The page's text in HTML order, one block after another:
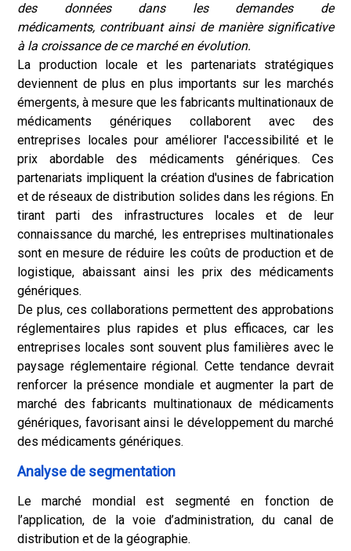
des données dans les demandes de
médicaments, contribuant ainsi de manière significative
à la croissance de ce marché en évolution.
La production locale et les partenariats stratégiques
deviennent de plus en plus importants sur les marchés
émergents, à mesure que les fabricants multinationaux de
médicaments génériques collaborent avec des
entreprises locales pour améliorer l'accessibilité et le
prix abordable des médicaments génériques. Ces
partenariats impliquent la création d'usines de fabrication
et de réseaux de distribution solides dans les régions. En
tirant parti des infrastructures locales et de leur
connaissance du marché, les entreprises multinationales
sont en mesure de réduire les coûts de production et de
logistique, abaissant ainsi les prix des médicaments
génériques.
De plus, ces collaborations permettent des approbations
réglementaires plus rapides et plus efficaces, car les
entreprises locales sont souvent plus familières avec le
paysage réglementaire régional. Cette tendance devrait
renforcer la présence mondiale et augmenter la part de
marché des fabricants multinationaux de médicaments
génériques, favorisant ainsi le développement du marché
des médicaments génériques.
Analyse de segmentation
Le marché mondial est segmenté en fonction de
l’application, de la voie d’administration, du canal de
distribution et de la géographie.